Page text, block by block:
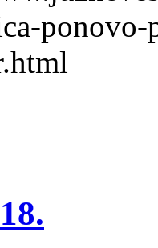
ponovo-